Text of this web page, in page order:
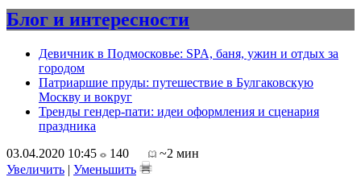
Блог и интересности
Девичник в Подмосковье: SPA, баня, ужин и отдых за
городом
Патриаршие пруды: путешествие в Булгаковскую
Москву и вокруг
Тренды гендер-пати: идеи оформления и сценария
праздника
03.04.2020 10:45
140
~2 мин
Увеличить | Уменьшить